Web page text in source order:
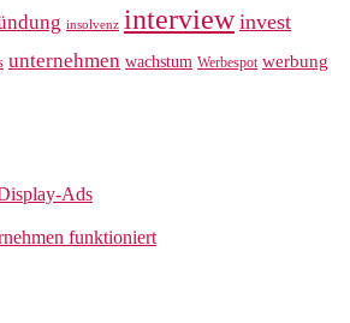
insolvenz interview invest
unternehmen wachstum Werbespot werbung
Ads
funktioniert